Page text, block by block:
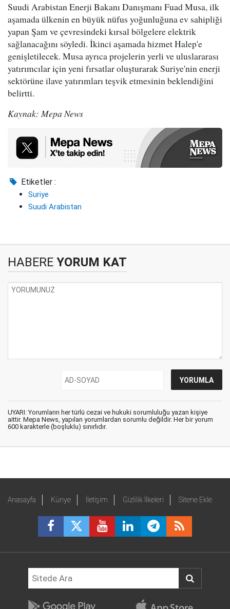
Suudi Arabistan Enerji Bakanı Danışmanı Fuad Musa, ilk
aşamada ülkenin en büyük nüfus yoğunluğuna ev sahipliği
yapan Şam ve çevresindeki kırsal bölgelere elektrik
sağlanacağını söyledi. İkinci aşamada hizmet Halep'e
genişletilecek. Musa ayrıca projelerin yerli ve uluslararası
yatırımcılar için yeni fırsatlar oluşturarak Suriye'nin enerji
sektörüne ilave yatırımları teşvik etmesinin beklendiğini
belirtti.
Kaynak: Mepa News
Etiketler :
Suriye
Suudi Arabistan
HABERE YORUM KAT
UYARI: Yorumların her türlü cezai ve hukuki sorumluluğu yazan kişiye
aittir. Mepa News, yapılan yorumlardan sorumlu değildir. Her bir yorum
600 karakterle (boşluklu) sınırlıdır.
Anasayfa Künye İletişim Gizlilik İlkeleri Sitene Ekle